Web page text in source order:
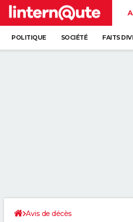
POLITIQUE SOCIÉTÉ FAITS
Avis de décès